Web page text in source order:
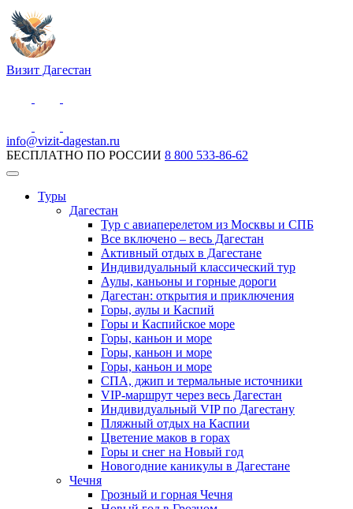
Визит Дагестан
info@vizit-dagestan.ru
БЕСПЛАТНО ПО РОССИИ 8 800 533-86-62
Туры
Дагестан
Тур с авиаперелетом из Москвы и СПБ
Все включено – весь Дагестан
Активный отдых в Дагестане
Индивидуальный классический тур
Аулы, каньоны и горные дороги
Дагестан: открытия и приключения
Горы, аулы и Каспий
Горы и Каспийское море
Горы, каньон и море
Горы, каньон и море
Горы, каньон и море
СПА, джип и термальные источники
VIP-маршрут через весь Дагестан
Индивидуальный VIP по Дагестану
Пляжный отдых на Каспии
Цветение маков в горах
Горы и снег на Новый год
Новогодние каникулы в Дагестане
Чечня
Грозный и горная Чечня